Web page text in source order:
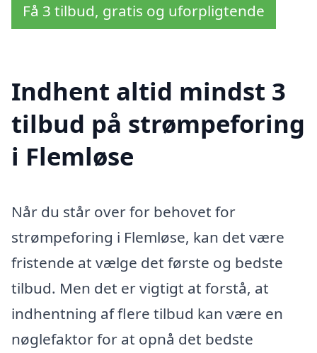
Få 3 tilbud, gratis og uforpligtende
Indhent altid mindst 3
tilbud på strømpeforing
i Flemløse
Når du står over for behovet for
strømpeforing i Flemløse, kan det være
fristende at vælge det første og bedste
tilbud. Men det er vigtigt at forstå, at
indhentning af flere tilbud kan være en
nøglefaktor for at opnå det bedste